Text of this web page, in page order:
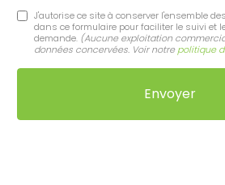
J'autorise ce site à conserver l'ensemble
dans ce formulaire pour faciliter le suivi et
demande. (Aucune exploitation
données concervées. Voir notre politique